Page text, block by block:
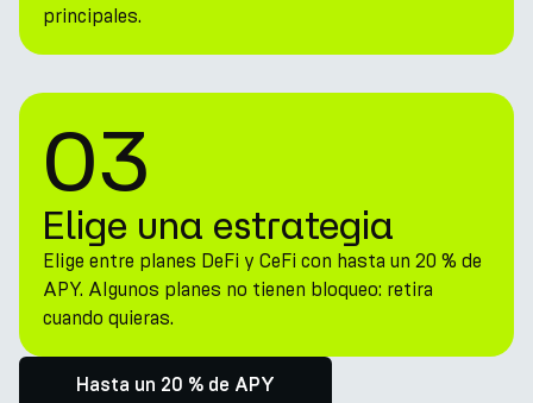
principales.
03
Elige una estrategia
Elige entre planes DeFi y CeFi con hasta un 20 % de
APY. Algunos planes no tienen bloqueo: retira
cuando quieras.
Hasta un 20 % de APY